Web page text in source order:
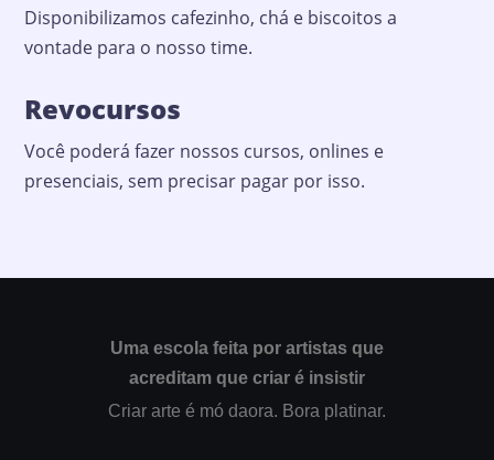
Disponibilizamos cafezinho, chá e biscoitos a
vontade para o nosso time.
Revocursos
Você poderá fazer nossos cursos, onlines e
presenciais, sem precisar pagar por isso.
Uma escola feita por artistas que
acreditam que criar é insistir
Criar arte é mó daora. Bora platinar.